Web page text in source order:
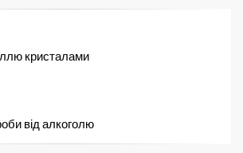
кристалами
від алкоголю